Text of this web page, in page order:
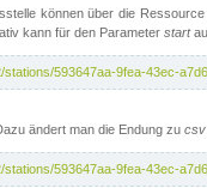
können über die Ressource
kann für den Parameter start
593647aa-9fea-43ec-
ändert man die Endung zu csv
593647aa-9fea-43ec-